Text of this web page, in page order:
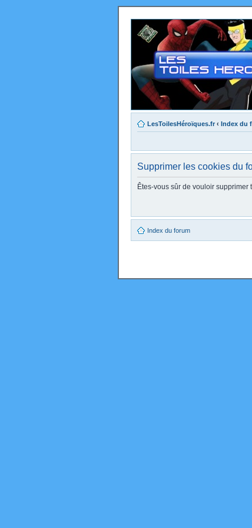
LesToilesHéroïques.fr ‹ Index du
Supprimer les cookies du
Êtes-vous sûr de vouloir
Index du forum